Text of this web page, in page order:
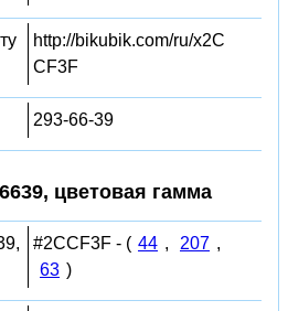
http://bikubik.com/ru/x2C
CF3F
293-66-39
цветовая гамма
#2CCF3F - ( 44 , 207 ,
63 )